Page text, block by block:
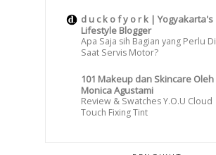
d u c k o f y o r k | Yogyakarta's
Lifestyle Blogger
Apa Saja sih Bagian yang Perlu
Saat Servis Motor?
101 Makeup dan Skincare Oleh
Monica Agustami
Review & Swatches Y.O.U Cloud
Touch Fixing Tint